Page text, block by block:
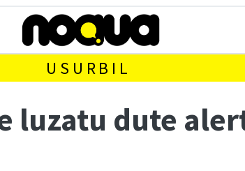
USURBIL
luzatu dute